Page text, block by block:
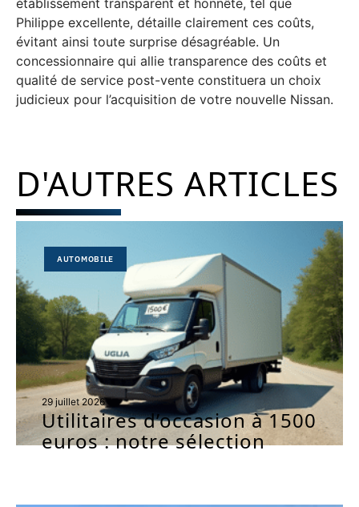
établissement transparent et honnête, tel que
Philippe excellente, détaille clairement ces coûts,
évitant ainsi toute surprise désagréable. Un
concessionnaire qui allie transparence des coûts et
qualité de service post-vente constituera un choix
judicieux pour l’acquisition de votre nouvelle Nissan.
D'AUTRES ARTICLES
AUTOMOBILE
29 juillet 2026
Utilitaires d’occasion à 1500
euros : notre sélection